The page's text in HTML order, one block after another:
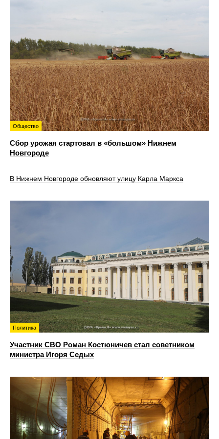
Общество
Сбор урожая стартовал в «большом» Нижнем
Новгороде
В Нижнем Новгороде обновляют улицу Карла Маркса
Политика
Участник СВО Роман Костюничев стал советником
министра Игоря Седых